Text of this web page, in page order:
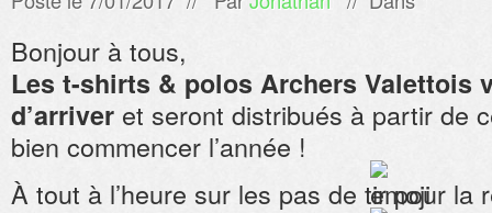
Bonjour à tous,
Les t-shirts & polos Archers Valettois
d’arriver et seront distribués à partir de
bien commencer l’année !
À tout à l’heure sur les pas de tir pour